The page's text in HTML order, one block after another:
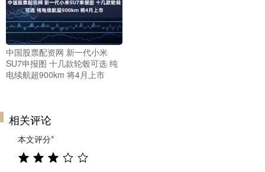
中国股票配资网 新一代小米
SU7申报图 十几款轮毂可选 纯
电续航超900km 将4月上市
相关评论
本文评分*